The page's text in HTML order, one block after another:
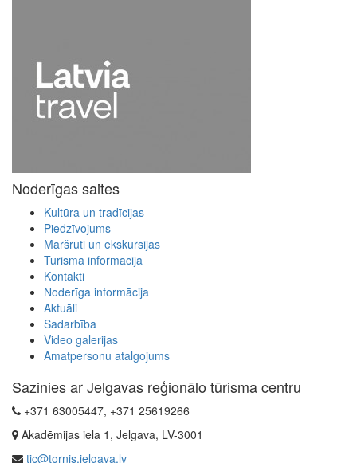
Noderīgas saites
Kultūra un tradīcijas
Piedzīvojums
Maršruti un ekskursijas
Tūrisma informācija
Kontakti
Noderīga informācija
Aktuāli
Sadarbība
Video galerijas
Amatpersonu atalgojums
Sazinies ar Jelgavas reģionālo tūrisma centru
+371 63005447, +371 25619266
Akadēmijas iela 1, Jelgava, LV-3001
tic@tornis.jelgava.lv